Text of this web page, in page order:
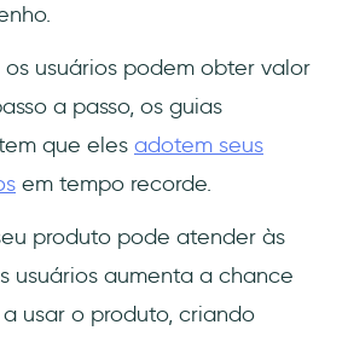
usuários podem obter valor
a passo, os guias
que eles adotem seus
em tempo recorde.
produto pode atender às
usuários aumenta a chance
usar o produto, criando